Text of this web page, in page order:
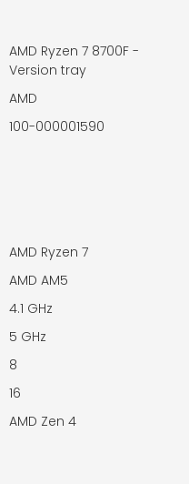
AMD Ryzen 7 8700F -
Version tray
AMD
100-000001590
AMD Ryzen 7
AMD AM5
4.1 GHz
5 GHz
8
16
AMD Zen 4